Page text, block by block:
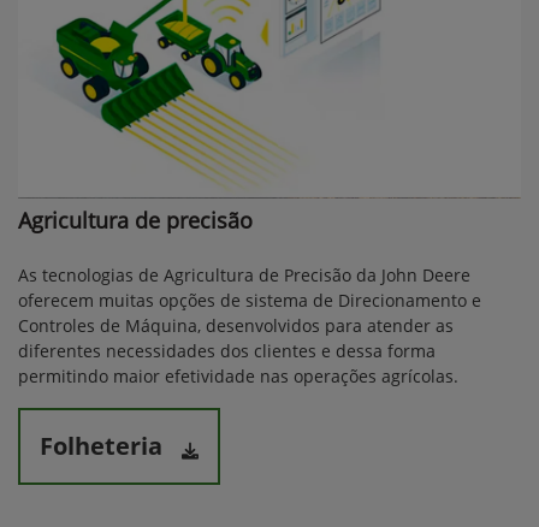
Agricultura de precisão
As tecnologias de Agricultura de Precisão da John Deere
oferecem muitas opções de sistema de Direcionamento e
Controles de Máquina, desenvolvidos para atender as
diferentes necessidades dos clientes e dessa forma
permitindo maior efetividade nas operações agrícolas.
Folheteria